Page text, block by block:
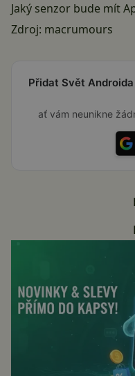
Jaký senzor bude mít
Zdroj: macrumours
Přidat Svět
ať vám neunikne